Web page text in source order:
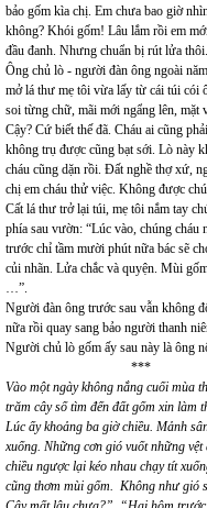
bảo gốm kìa chị. Em chưa bao giờ
không? Khói gốm! Lâu lắm rồi em
đầu đanh. Nhưng chuẩn bị rút lửa
Ông chủ lò - người đàn ông ngoài
mở lá thư mẹ tôi vừa lấy từ cái túi cói
soi từng chữ, mãi mới ngẩng lên, mặt
Cậy? Cứ biết thế đã. Cháu ai cũng
không trụ được cũng bạt sới. Lò này
cháu cũng dặn rồi. Đất nghề thợ xứ,
chị em cháu thử việc. Không được
Cất lá thư trở lại túi, mẹ tôi nắm tay
phía sau vườn: “Lúc vào, chúng
trước chỉ tầm mười phút nữa bác sẽ
củi nhãn. Lửa chắc và quyện. Mùi
…”.
Người đàn ông trước sau vẫn không
nữa rồi quay sang bảo người thanh
Người chủ lò gốm ấy sau này là ông
***
Vào một ngày không nắng cuối mùa
trăm cây số tìm đến đất gốm xin làm
Lúc ấy khoảng ba giờ chiều. Mảnh
xuống. Những cơn gió vuốt những
chiều ngược lại kéo nhau chạy tít
cũng thơm mùi gốm. Không như gió